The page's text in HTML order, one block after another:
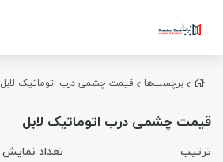
برچسب‌ها قیمت چشمی درب اتوماتیک لابل
قیمت چشمی درب اتوماتیک لابل
ترتیب تعداد نمایش